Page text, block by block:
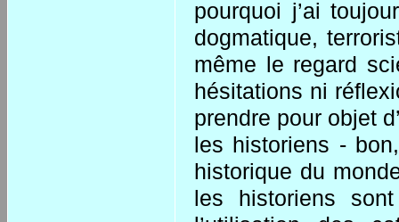
pourquoi j’ai
dogmatique,
même le regard
hésitations ni
prendre pour objet
les historiens -
historique du
les historiens